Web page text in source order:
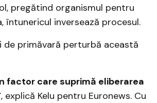
pregătind organismul pentru
întunericul inversează procesul.
de primăvară perturbă această
factor care suprimă eliberarea
, explică Kelu pentru Euronews. Cu